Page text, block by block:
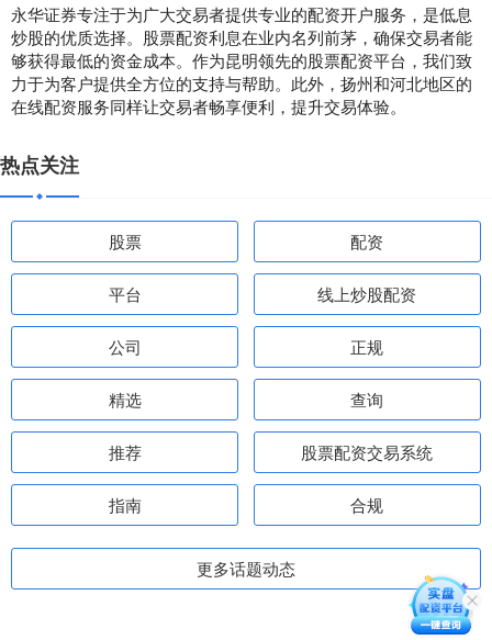
永华证券专注于为广大交易者提供专业的配资开户服务，是低息
炒股的优质选择。股票配资利息在业内名列前茅，确保交易者能
够获得最低的资金成本。作为昆明领先的股票配资平台，我们致
力于为客户提供全方位的支持与帮助。此外，扬州和河北地区的
在线配资服务同样让交易者畅享便利，提升交易体验。
热点关注
股票 配资
平台 线上炒股配资
公司 正规
精选 查询
推荐 股票配资交易系统
指南 合规
更多话题动态